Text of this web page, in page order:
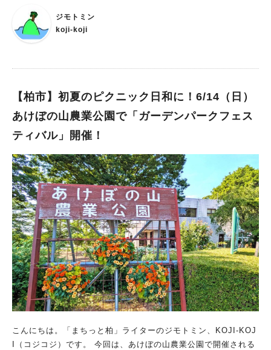
ンタルあり ▶︎参加費 2,000円 ▶︎参加方法/予約優先（当日参加歓
迎） 予約は先着10名様受付中 ※予約申込みはこちらから 【CO
0〜 ▶︎会場 利根運河イベントステージ ▶︎入場/無料 【エコミッシ
定！ エコミッションをクリアすると粗品プレゼントも♪ 出店者
紹介 【フード・スイーツ】 ● 韓国フードカーさらむ 無添加キン
● ごはんcafe Moi お弁当・カラー綿飴・かき氷 ●米粉と糀菓子
ほわり 米粉と糀菓子 ● bakery sympathy パン販売 ● WAKAご
はん 手作りのお弁当・惣菜・焼き菓子 ● 自然素材 yosagena お
弁当・味噌・塩など ●ワイルドファーム 平飼い卵とプリン、自
然栽培とジャム ●十と月 身体にも地球にも優しいエナジーボー
ル販売 ⸻ 【ワークショップ・体験】 ●Dear bugs 昆虫ク
ラフトワークショップ ●ハキボ鍼灸治療院 運河で採れたよもぎ
のほうろく灸体験 ● reuse labo 父の日にもぴったりな木製コー
スター＆金メダルづくり ● spontane 立体＆質感アート作品販売
エコバッグアートワークショップ ●SOFNY お試しコンポスト
⸻ 【エシカル＆ライフスタイル】 ●井上麻菜美 海辺を巡り
集めた貝殻やシーグラスなどのアート作品 ●きいろいぼうし 絵
本を中心とした児童向け書籍の中古販売 ●AROMA 無添加玄米パ
スタ販売 日焼け止め・虫除けアロマスプレーの制作体験 ● COE
ジモトミン
koji-koji
【柏市】初夏のピクニック日和に！6/14（日）
あけぼの山農業公園で「ガーデンパークフェス
ティバル」開催！
こんにちは。「まちっと柏」ライターのジモトミン、KOJI-KOJ
I（コジコジ）です。 今回は、あけぼの山農業公園で開催される